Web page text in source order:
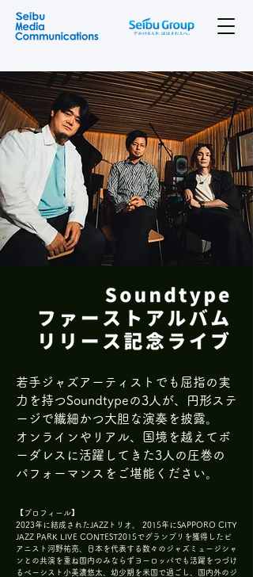
若手ジャズアーティストでも屈指の実
力を持つSoundtypeの3人が、円形ステ
ージで繊細かつ大胆な演奏を披露。
オンラインやリアル、国境を越えてボ
ーダレスに活躍してきた3人の圧巻の
パフォーマンスをご堪能ください。
【プロフィール】
2023年に結成されたJAZZトリオ。 2015年にSAPPORO CITY
JAZZ PARK LIVE CONTEST2015でグランプリを獲得したピ
アニスト河野祐亮、日本を代表する数々のジャズミュージシャ
ンとの共演を重ね国内のみならずヨーロッパでも活躍をつづけ
るベーシスト小美濃悠太、幼少期を米国で過ごし、国内外のジ